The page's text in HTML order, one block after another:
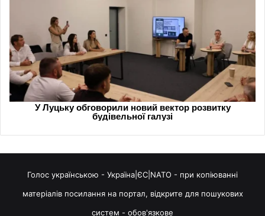
Голос українською - Україна|ЄС|NATO - при копіюванні
матеріалів посилання на портал, відкрите для пошукових
систем - обов'язкове